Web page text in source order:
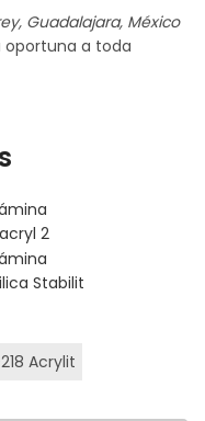
Guadalajara, México
oportuna a toda